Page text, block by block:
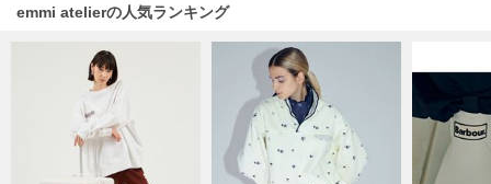
Mila Owen
emmi atelierの人気ランキング